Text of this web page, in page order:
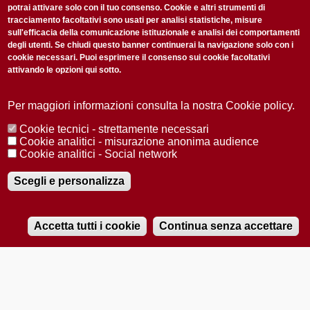
Audio
Accetto laPrivacy Policy
Redazione Copyright Privacy
Area stampa
© 2025 Università di Padova
Registrazione presso il Tribunale di Padova n. 2097/2012 del 18 giugno
2012
potrai attivare solo con il tuo consenso. Cookie e altri strumenti di
tracciamento facoltativi sono usati per analisi statistiche, misure
sull'efficacia della comunicazione istituzionale e analisi dei comportamenti
degli utenti. Se chiudi questo banner continuerai la navigazione solo con i
cookie necessari. Puoi esprimere il consenso sui cookie facoltativi
attivando le opzioni qui sotto.
Per maggiori informazioni consulta la nostra Cookie policy.
Cookie tecnici - strettamente necessari
Cookie analitici - misurazione anonima audience
Cookie analitici - Social network
Scegli e personalizza
Accetta tutti i cookie Continua senza accettare